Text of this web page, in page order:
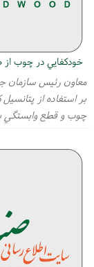
خودكفايي در چوب
معاون رئيس سازمان
بر استفاده از
چوب و قطع وابستگي